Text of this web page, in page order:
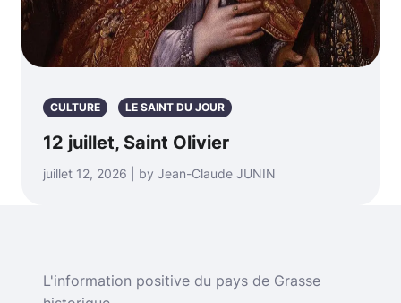
CULTURE LE SAINT DU JOUR
12 juillet, Saint Olivier
juillet 12, 2026 | by Jean-Claude JUNIN
L'information positive du pays de Grasse